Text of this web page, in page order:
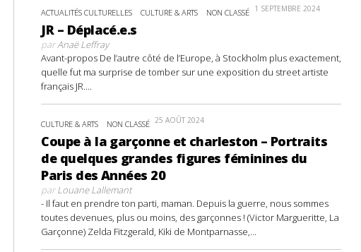
ACTUALITÉS CULTURELLES CULTURE & ARTS NON CLASSÉ 1 SEPTEMBRE 2024
JR – Déplacé.e.s
parAnaë Leffray
Avant-propos De l’autre côté de l’Europe, à Stockholm plus exactement,
quelle fut ma surprise de tomber sur une exposition du street artiste
français JR....
CULTURE & ARTS NON CLASSÉ 25 AOÛT 2024
Coupe à la garçonne et charleston – Portraits
de quelques grandes figures féminines du
Paris des Années 20
parLouane Lallemant
- Il faut en prendre ton parti, maman. Depuis la guerre, nous sommes
toutes devenues, plus ou moins, des garçonnes ! (Victor Margueritte, La
Garçonne) Zelda Fitzgerald, Kiki de Montparnasse,...